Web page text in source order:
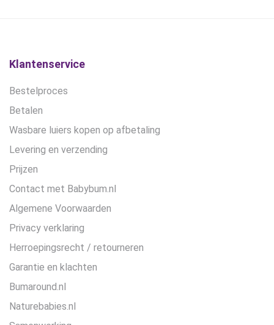
de
Klantenservice
Bestelproces
Betalen
Wasbare luiers kopen op afbetaling
Levering en verzending
Prijzen
Contact met Babybum.nl
Algemene Voorwaarden
Privacy verklaring
Herroepingsrecht / retourneren
Garantie en klachten
Bumaround.nl
Naturebabies.nl